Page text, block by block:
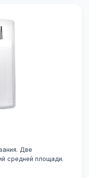
Две
средней площади.